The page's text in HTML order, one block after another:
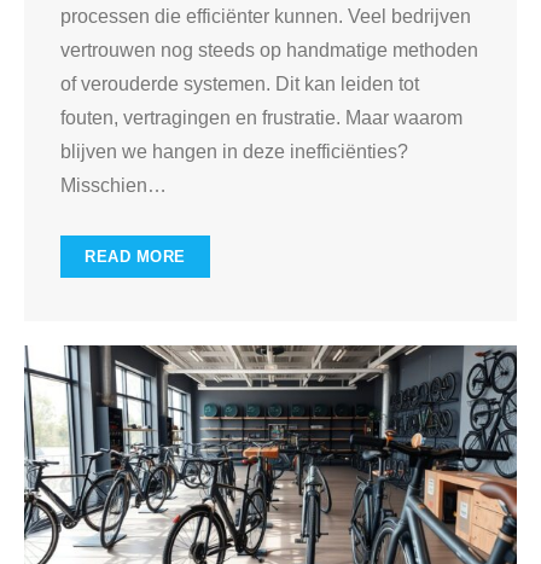
processen die efficiënter kunnen. Veel bedrijven
vertrouwen nog steeds op handmatige methoden
of verouderde systemen. Dit kan leiden tot
fouten, vertragingen en frustratie. Maar waarom
blijven we hangen in deze inefficiënties?
Misschien…
READ MORE